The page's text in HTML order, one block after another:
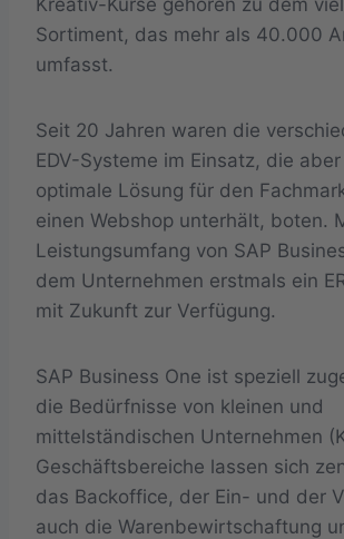
Sortiment, das mehr als 40.000
umfasst.
Seit 20 Jahren waren die
EDV-Systeme im Einsatz, die
optimale Lösung für den
einen Webshop unterhält, boten.
Leistungsumfang von SAP
dem Unternehmen erstmals ein
mit Zukunft zur Verfügung.
SAP Business One ist speziell
die Bedürfnisse von kleinen und
mittelständischen Unternehmen
Geschäftsbereiche lassen sich
das Backoffice, der Ein- und der
auch die Warenbewirtschaftung